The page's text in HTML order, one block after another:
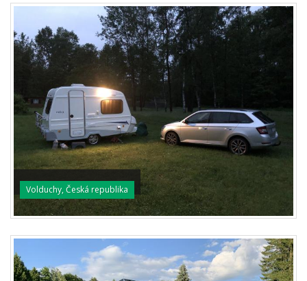
Volduchy, Česká republika